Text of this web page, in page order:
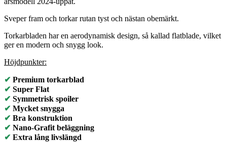
Sveper fram och torkar rutan tyst och nästan obemärkt.
Torkarbladen har en aerodynamisk design, så kallad flatblade, vilket
ger en modern och snygg look.
Höjdpunkter:
✔ Premium torkarblad
✔ Super Flat
✔ Symmetrisk spoiler
✔ Mycket snygga
✔ Bra konstruktion
✔ Nano-Grafit beläggning
✔ Extra lång livslängd